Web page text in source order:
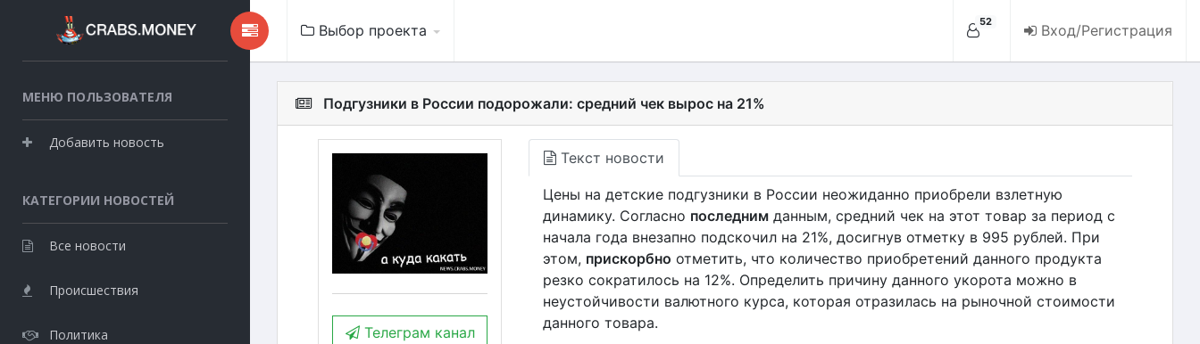
МЕНЮ ПОЛЬЗОВАТЕЛЯ
Добавить новость
КАТЕГОРИИ НОВОСТЕЙ
Все новости
Происшествия
Политика
Выбор проекта 52 Вход/Регистрация
Подгузники в России подорожали: средний чек вырос на 21%
Телеграм канал
Текст новости
Цены на детские подгузники в России неожиданно приобрели взлетную
динамику. Согласно последнимданным, средний чек на этот товар за период с
начала года внезапно подскочил на 21%, досигнув отметку в 995 рублей. При
этом, прискорбно отметить, что количество приобретений данного продукта
резко сократилось на 12%. Определить причину данного укорота можно в
неустойчивости валютного курса, которая отразилась на рыночной стоимости
данного товара.